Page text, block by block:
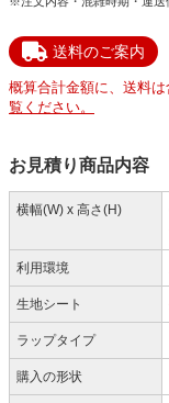
送料のご案内
概算合計金額に、送料は
覧ください。
お見積り商品内容
横幅(W) x 高さ(H)
利用環境
生地シート
ラップタイプ
購入の形状